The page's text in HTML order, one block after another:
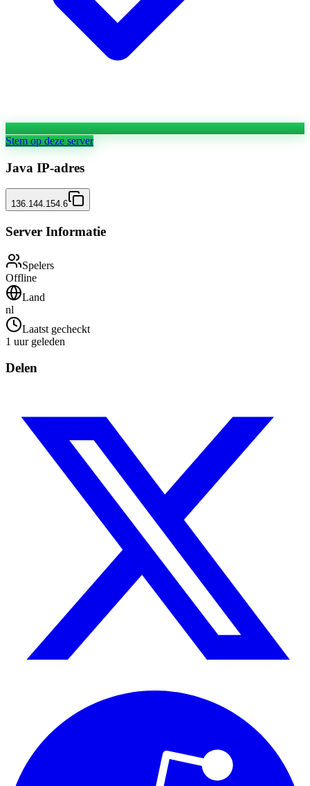
Stem op deze server
Java IP-adres
136.144.154.6
Server Informatie
Spelers
Offline
Land
nl
Laatst gecheckt
1 uur geleden
Delen